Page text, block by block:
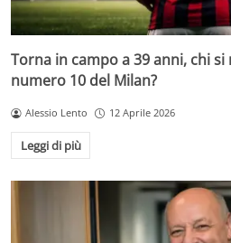
Torna in campo a 39 anni, chi
numero 10 del Milan?
Alessio Lento 12 Aprile 2026
Leggi di più